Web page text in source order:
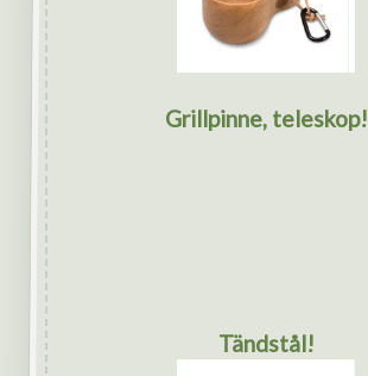
Grillpinne, teleskop!
Tändstål!